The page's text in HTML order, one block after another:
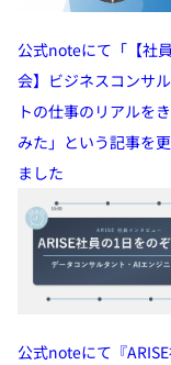
公式noteにて「【社
会】ビジネスコンサ
トの仕事のリアルを
みた」という記事を
ました
公式noteにて『